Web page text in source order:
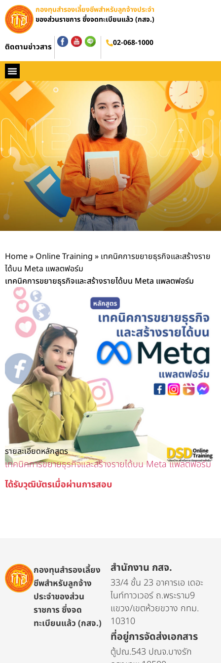
กองทุนสำรองเลี้ยงชีพสำหรับลูกจ้างประจำ
ของส่วนราชการ ซึ่งจดทะเบียนแล้ว (กสจ.)
ติดตามข่าวสาร 02-068-1000
อบรมออนไลน์
Home» Online Training » เทคนิคการขยายธุรกิจและสร้างราย
ได้บน Meta แพลตฟอร์ม
เทคนิคการขยายธุรกิจและสร้างรายได้บน Meta แพลตฟอร์ม
รายละเอียดหลักสูตร
เทคนิคการขยายธุรกิจและสร้างรายได้บน Meta แพลตฟอร์ม
ได้รับวุฒิบัตรเมื่อผ่านการสอบ
กองทุนสำรองเลี้ยง
ชีพสำหรับลูกจ้าง
ประจำของส่วน
ราชการ ซึ่งจด
ทะเบียนแล้ว (กสจ.)
สำนักงาน กสจ.
33/4 ชั้น 23 อาคารเอ เดอะ
ไนท์ทาวเวอร์ ถ.พระราม9
แขวง/เขตห้วยขวาง กทม.
10310
ที่อยู่การจัดส่งเอกสาร
ตู้ปณ.543 ปณจ.บางรัก